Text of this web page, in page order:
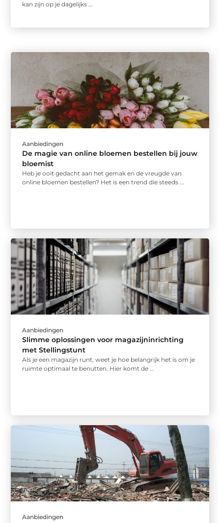
kan zijn op je dagelijks ...
Aanbiedingen
De magie van online bloemen bestellen bij jouw
bloemist
Heb je ooit gedacht aan het gemak en de vreugde van
online bloemen bestellen? Het is een trend die steeds ...
Aanbiedingen
Slimme oplossingen voor magazijninrichting
met Stellingstunt
Als je een magazijn runt, weet je hoe belangrijk het is om je
ruimte optimaal te benutten. Hier komt de ...
Aanbiedingen